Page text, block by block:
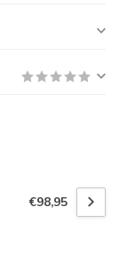
€98,95